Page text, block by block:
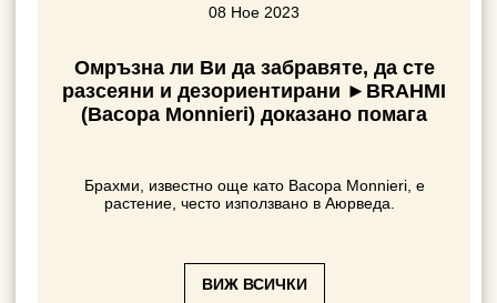
Омръзна ли Ви да забравяте, да сте
разсеяни и дезориентирани ►BRAHMI
(Bacopa Monnieri) доказано помага
08 Ное 2023
Брахми, известно още като Bacopa Monnieri, е
растение, често използвано в Аюрведа.
ВИЖ ВСИЧКИ